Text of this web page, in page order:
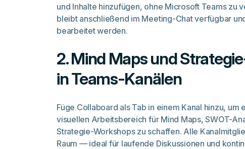
und Inhalte hinzufügen, ohne Microsoft Teams zu
bleibt anschließend im Meeting-Chat verfügbar
bearbeitet werden.
2. Mind Maps und
in Teams-Kanälen
Füge Collaboard als Tab in einem Kanal hinzu, um
visuellen Arbeitsbereich für Mind Maps, SWOT-
Strategie-Workshops zu schaffen. Alle
Raum — ideal für laufende Diskussionen und